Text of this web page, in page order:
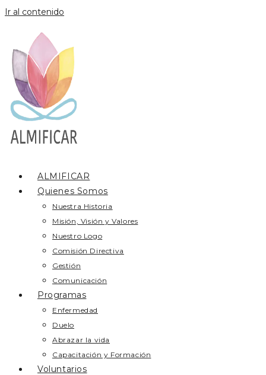
Ir al contenido
ALMIFICAR
Quienes Somos
Nuestra Historia
Misión, Visión y Valores
Nuestro Logo
Comisión Directiva
Gestión
Comunicación
Programas
Enfermedad
Duelo
Abrazar la vida
Capacitación y Formación
Voluntarios